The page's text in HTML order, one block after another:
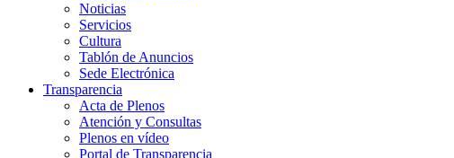
Noticias
Servicios
Cultura
Tablón de Anuncios
Sede Electrónica
Transparencia
Acta de Plenos
Atención y Consultas
Plenos en vídeo
Portal de Transparencia